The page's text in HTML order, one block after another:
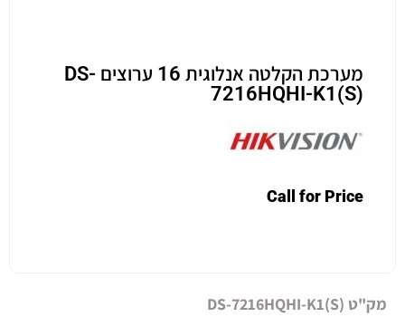
מערכת הקלטה אנלוגית 16 ערוצים DS-
7216HQHI-K1(S)
Call for Price
מק"ט DS-7216HQHI-K1(S)